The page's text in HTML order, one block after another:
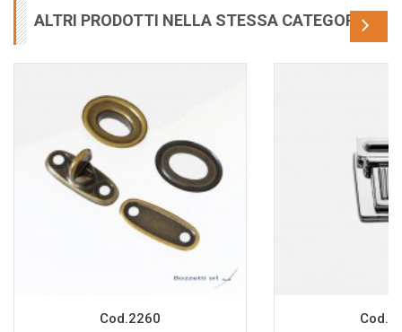
ALTRI PRODOTTI NELLA STESSA CATEGORIA
Cod.2260